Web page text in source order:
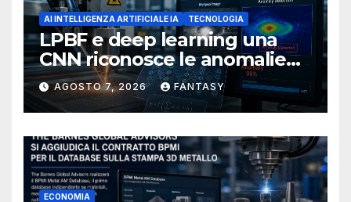
AI INTELLIGENZA ARTIFICIALE IA TECNOLOGIA
LPBF e deep learning una
CNN riconosce le anomalie
del bagno di fusione
AGOSTO 7, 2026 FANTASY
ECONOMIA